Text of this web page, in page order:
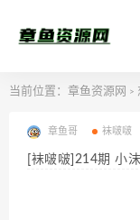
当前位置： 章鱼资源网 >
章鱼哥 袜啵啵
[袜啵啵]214期 小